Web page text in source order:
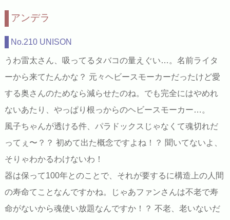
アンデラ
No.210 UNISON
うわ雷太さん、吸ってるタバコの量えぐい…。名前ライタ
ーから来てたんかな？ 元々ヘビースモーカーだったけど愛
する奥さんのためなら減らせたのね。でも完全にはやめれ
ないあたり、やっぱり根っからのヘビースモーカー…。
風子ちゃんが透ける件、パラドックスじゃなくて魂切れだ
ってぇ〜？？ 初めて出た概念ですよね！？ 聞いてないよ、
そりゃわかるわけないわ！
器は保って100年とのことで、それが要するに構造上の人間
の寿命てことなんですかね。じゃあファンさんは不老で寿
命がないから魂使い放題なんですか！？ 不老、老いないだ